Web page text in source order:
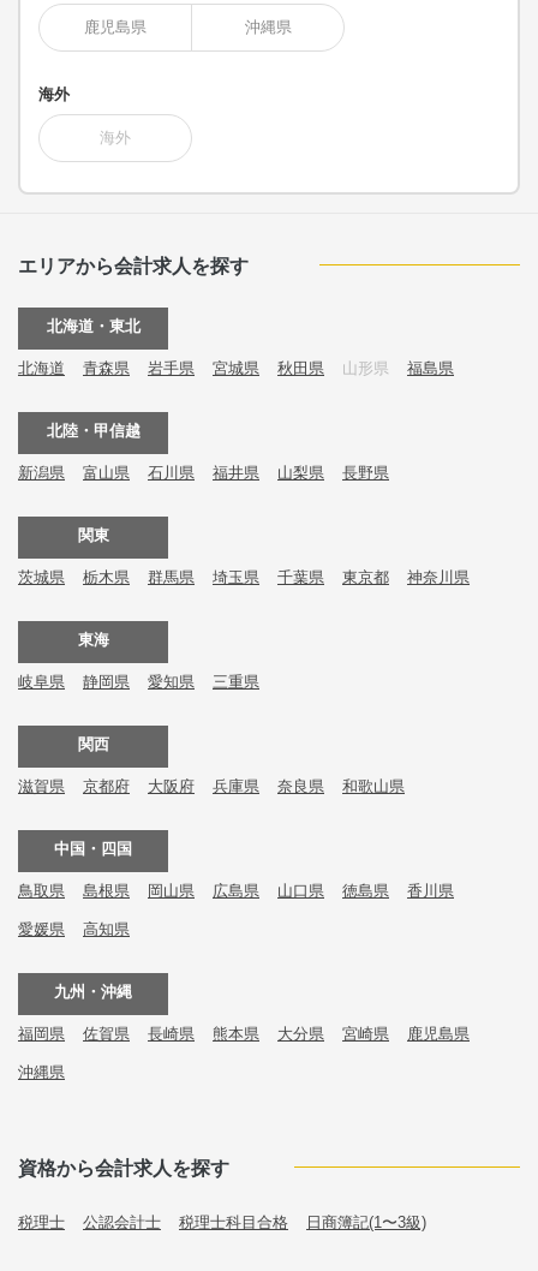
鹿児島県 沖縄県
海外
海外
エリアから会計求人を探す
北海道・東北
北海道 青森県 岩手県 宮城県 秋田県 山形県 福島県
北陸・甲信越
新潟県 富山県 石川県 福井県 山梨県 長野県
関東
茨城県 栃木県 群馬県 埼玉県 千葉県 東京都 神奈川県
東海
岐阜県 静岡県 愛知県 三重県
関西
滋賀県 京都府 大阪府 兵庫県 奈良県 和歌山県
中国・四国
鳥取県 島根県 岡山県 広島県 山口県 徳島県 香川県
愛媛県 高知県
九州・沖縄
福岡県 佐賀県 長崎県 熊本県 大分県 宮崎県 鹿児島県
沖縄県
資格から会計求人を探す
税理士 公認会計士 税理士科目合格 日商簿記(1〜3級)